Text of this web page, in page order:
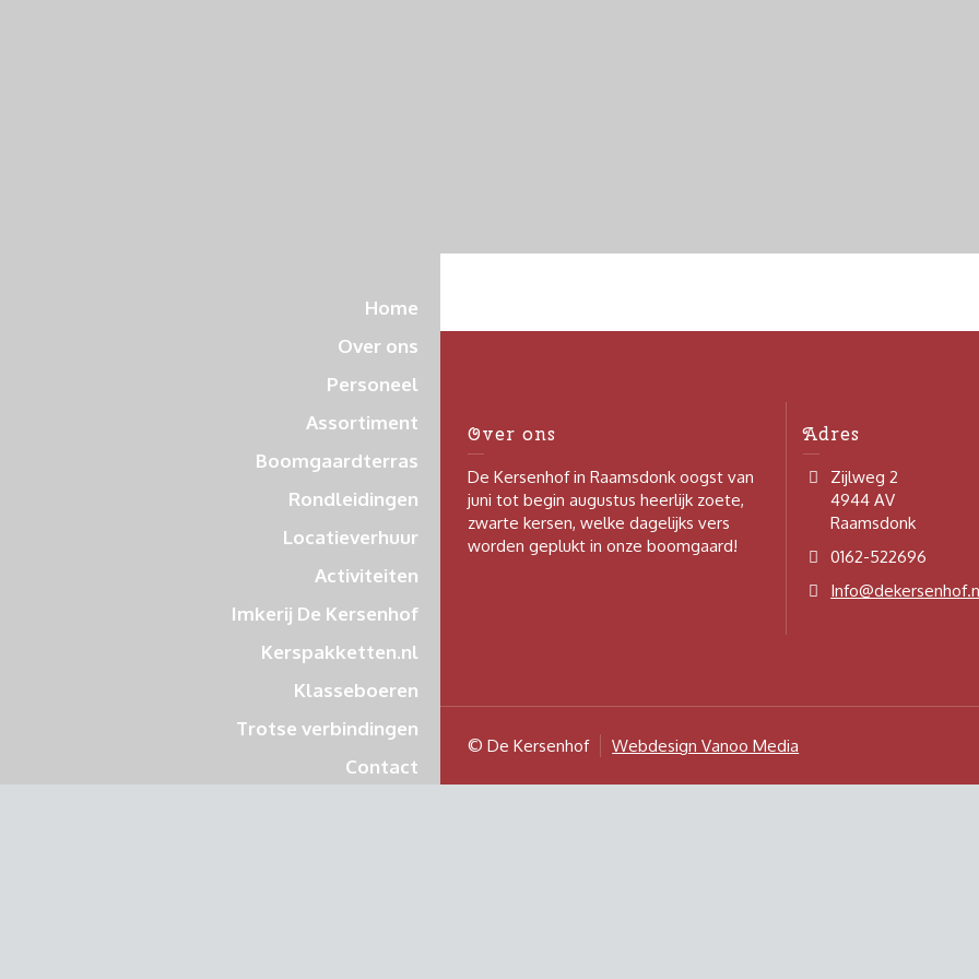
Home
Over ons
Personeel
Assortiment
Boomgaardterras
Rondleidingen
Locatieverhuur
Activiteiten
Imkerij De Kersenhof
Kerspakketten.nl
Klasseboeren
Trotse verbindingen
Contact
Over ons
De Kersenhof in Raamsdonk oogst van
juni tot begin augustus heerlijk zoete,
zwarte kersen, welke dagelijks vers
worden geplukt in onze boomgaard!
Adres
Zijlweg 2
4944 AV
Raamsdonk
0162-522696
© De Kersenhof Webdesign Vanoo Media